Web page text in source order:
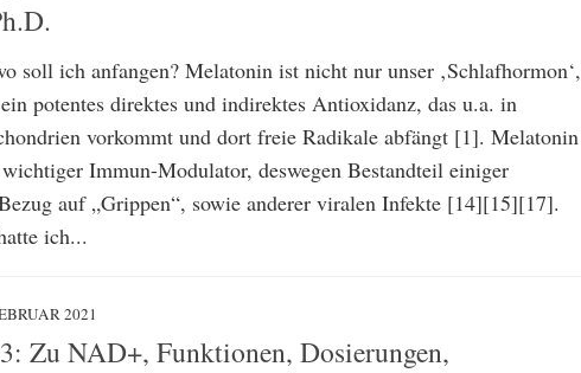
soll ich anfangen? Melatonin ist nicht nur unser ‚Schlafhormon‘,
potentes direktes und indirektes Antioxidanz, das u.a. in
vorkommt und dort freie Radikale abfängt [1]. Melatonin
Immun-Modulator, deswegen Bestandteil einiger
auf „Grippen“, sowie anderer viralen Infekte [14][15][17].
ich...
2021
Zu NAD+, Funktionen, Dosierungen,